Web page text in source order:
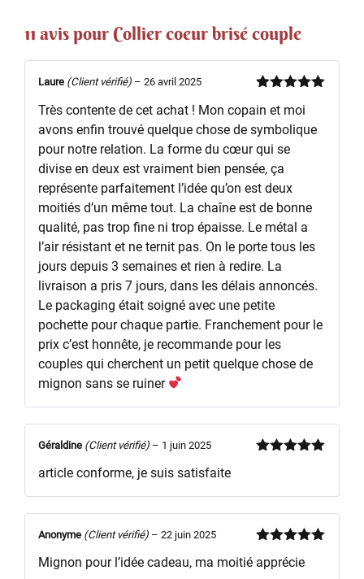
11 avis pour Collier coeur brisé couple
5
Laure (Client vérifié) – 26 avril 2025
Très contente de cet achat ! Mon copain et moi
avons enfin trouvé quelque chose de symbolique
pour notre relation. La forme du cœur qui se
divise en deux est vraiment bien pensée, ça
représente parfaitement l’idée qu’on est deux
moitiés d’un même tout. La chaîne est de bonne
qualité, pas trop fine ni trop épaisse. Le métal a
l’air résistant et ne ternit pas. On le porte tous les
jours depuis 3 semaines et rien à redire. La
livraison a pris 7 jours, dans les délais annoncés.
Le packaging était soigné avec une petite
pochette pour chaque partie. Franchement pour le
prix c’est honnête, je recommande pour les
couples qui cherchent un petit quelque chose de
mignon sans se ruiner
Géraldine (Client vérifié) – 1 juin 2025
article conforme, je suis satisfaite
5
Anonyme (Client vérifié) – 22 juin 2025
Mignon pour l’idée cadeau, ma moitié apprécie